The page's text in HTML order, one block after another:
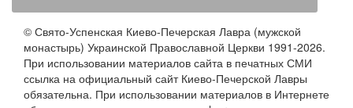
© Свято-Успенская Киево-Печерская Лавра (мужской
монастырь) Украинской Православной Церкви 1991-2026.
При использовании материалов сайта в печатных СМИ
ссылка на официальный сайт Киево-Печерской Лавры
обязательна. При использовании материалов в Интернете